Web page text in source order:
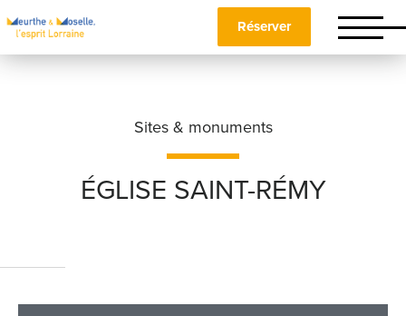
Réserver
Sites & monuments
ÉGLISE SAINT-RÉMY
Prénom*